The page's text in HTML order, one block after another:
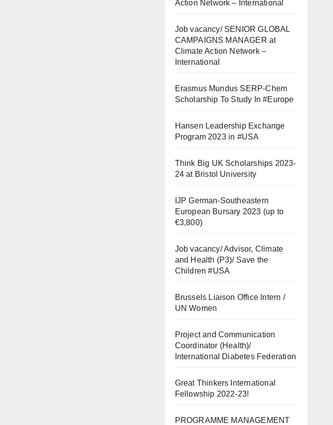
Action Network – International
Job vacancy/ SENIOR GLOBAL
CAMPAIGNS MANAGER at
Climate Action Network –
International
Erasmus Mundus SERP-Chem
Scholarship To Study In #Europe
Hansen Leadership Exchange
Program 2023 in #USA
Think Big UK Scholarships 2023-
24 at Bristol University
IJP German-Southeastern
European Bursary 2023 (up to
€3,800)
Job vacancy/ Advisor, Climate
and Health (P3)/ Save the
Children #USA
Brussels Liaison Office Intern /
UN Women
Project and Communication
Coordinator (Health)/
International Diabetes Federation
Great Thinkers International
Fellowship 2022-23!
PROGRAMME MANAGEMENT